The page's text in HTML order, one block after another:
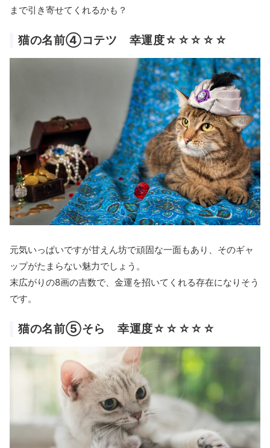
まで引き寄せてくれるかも？
猫の名前④コテツ 幸運度☆☆☆☆☆
元気いっぱいですが甘えん坊で頑固な一面もあり、そのギャ
ップがたまらない魅力でしょう。
末広がりの8画の吉数で、金運を招いてくれる存在になりそう
です。
猫の名前⑤そら 幸運度☆☆☆☆☆